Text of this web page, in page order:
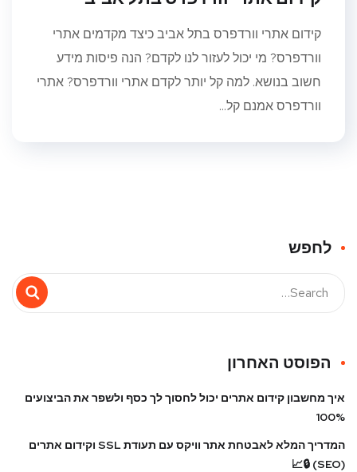
קידום אתרי וורדפרס בתל אביב כיצד מקדמים אתרי
וורדפרס? מי יכול לעזור לנו לקדם? הנה פיסות מידע
חשוב בנושא. למה קל יותר לקדם אתרי וורדפרס? אתרי
וורדפרס אמנם קל...
לחפש
הפוסט האחרון
איך מחשבון קידום אתרים יכול לחסוך לך כסף ולשפר את הביצועים
100%
המדריך המלא לאבטחת אתר וויקס עם תעודת SSL וקידום אתרים
(SEO) 🔒📈